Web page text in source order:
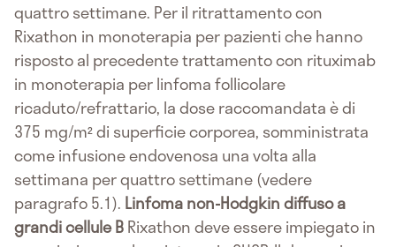
quattro settimane. Per il ritrattamento con
Rixathon in monoterapia per pazienti che hanno
risposto al precedente trattamento con rituximab
in monoterapia per linfoma follicolare
ricaduto/refrattario, la dose raccomandata è di
375 mg/m² di superficie corporea, somministrata
come infusione endovenosa una volta alla
settimana per quattro settimane (vedere
paragrafo 5.1). Linfoma non-Hodgkin diffuso a
grandi cellule BRixathon deve essere impiegato in